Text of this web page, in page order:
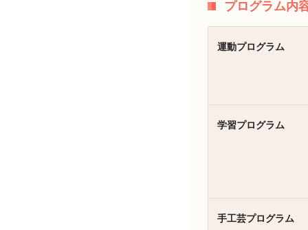
プログラム内
運動プログラム
学習プログラム
手工芸プログラム